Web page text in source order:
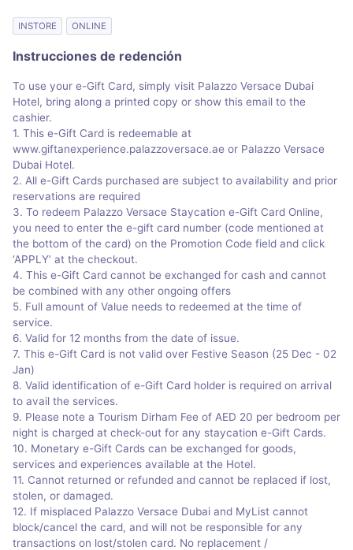
INSTORE ONLINE
Instrucciones de redención
To use your e-Gift Card, simply visit Palazzo Versace Dubai
Hotel, bring along a printed copy or show this email to the
cashier.
1. This e-Gift Card is redeemable at
www.giftanexperience.palazzoversace.ae or Palazzo Versace
Dubai Hotel.
2. All e-Gift Cards purchased are subject to availability and prior
reservations are required
3. To redeem Palazzo Versace Staycation e-Gift Card Online,
you need to enter the e-gift card number (code mentioned at
the bottom of the card) on the Promotion Code field and click
‘APPLY’ at the checkout.
4. This e-Gift Card cannot be exchanged for cash and cannot
be combined with any other ongoing offers
5. Full amount of Value needs to redeemed at the time of
service.
6. Valid for 12 months from the date of issue.
7. This e-Gift Card is not valid over Festive Season (25 Dec - 02
Jan)
8. Valid identification of e-Gift Card holder is required on arrival
to avail the services.
9. Please note a Tourism Dirham Fee of AED 20 per bedroom per
night is charged at check-out for any staycation e-Gift Cards.
10. Monetary e-Gift Cards can be exchanged for goods,
services and experiences available at the Hotel.
11. Cannot returned or refunded and cannot be replaced if lost,
stolen, or damaged.
12. If misplaced Palazzo Versace Dubai and MyList cannot
block/cancel the card, and will not be responsible for any
transactions on lost/stolen card. No replacement /